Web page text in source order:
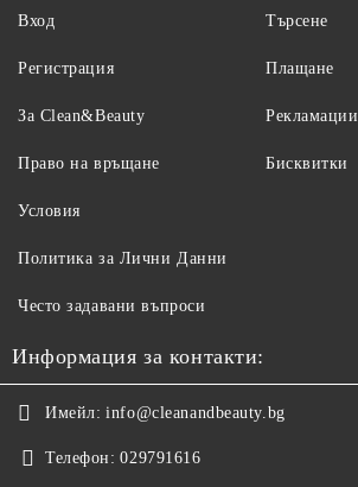
Вход
Регистрация
За Clean&Beauty
Търсене
Плащане
Рекламации
Право на връщане
Условия
Политика за Лични Данни
Често задавани въпроси
Бисквитки
Информация за контакти:
Имейл: info@cleanandbeauty.bg
Телефон: 029791616